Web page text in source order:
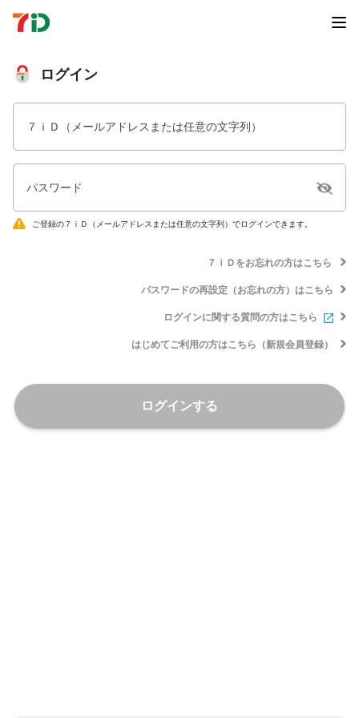
ログイン
７ｉＤ（メールアドレスまたは任意の文字列）
パスワード
ご登録の７ｉＤ（メールアドレスまたは任意の文字列）でログインできます。
７ｉＤをお忘れの方はこちら
パスワードの再設定（お忘れの方）はこちら
ログインに関する質問の方はこちら
はじめてご利用の方はこちら（新規会員登録）
ログインする